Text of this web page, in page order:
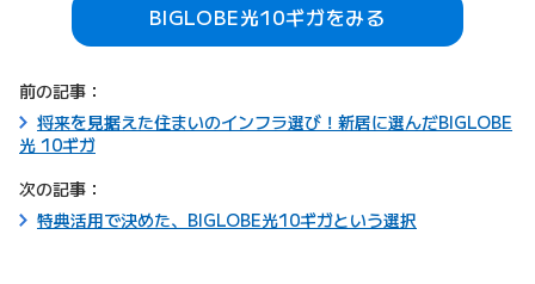
BIGLOBE光10ギガをみる
前の記事：
将来を見据えた住まいのインフラ選び！新居に選んだBIGLOBE
光 10ギガ
次の記事：
特典活用で決めた、BIGLOBE光10ギガという選択